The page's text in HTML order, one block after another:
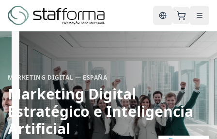
English
MARKETING DIGITAL — ESPAÑA
Marketing Digital
Estratégico e Inteligencia
Artificial